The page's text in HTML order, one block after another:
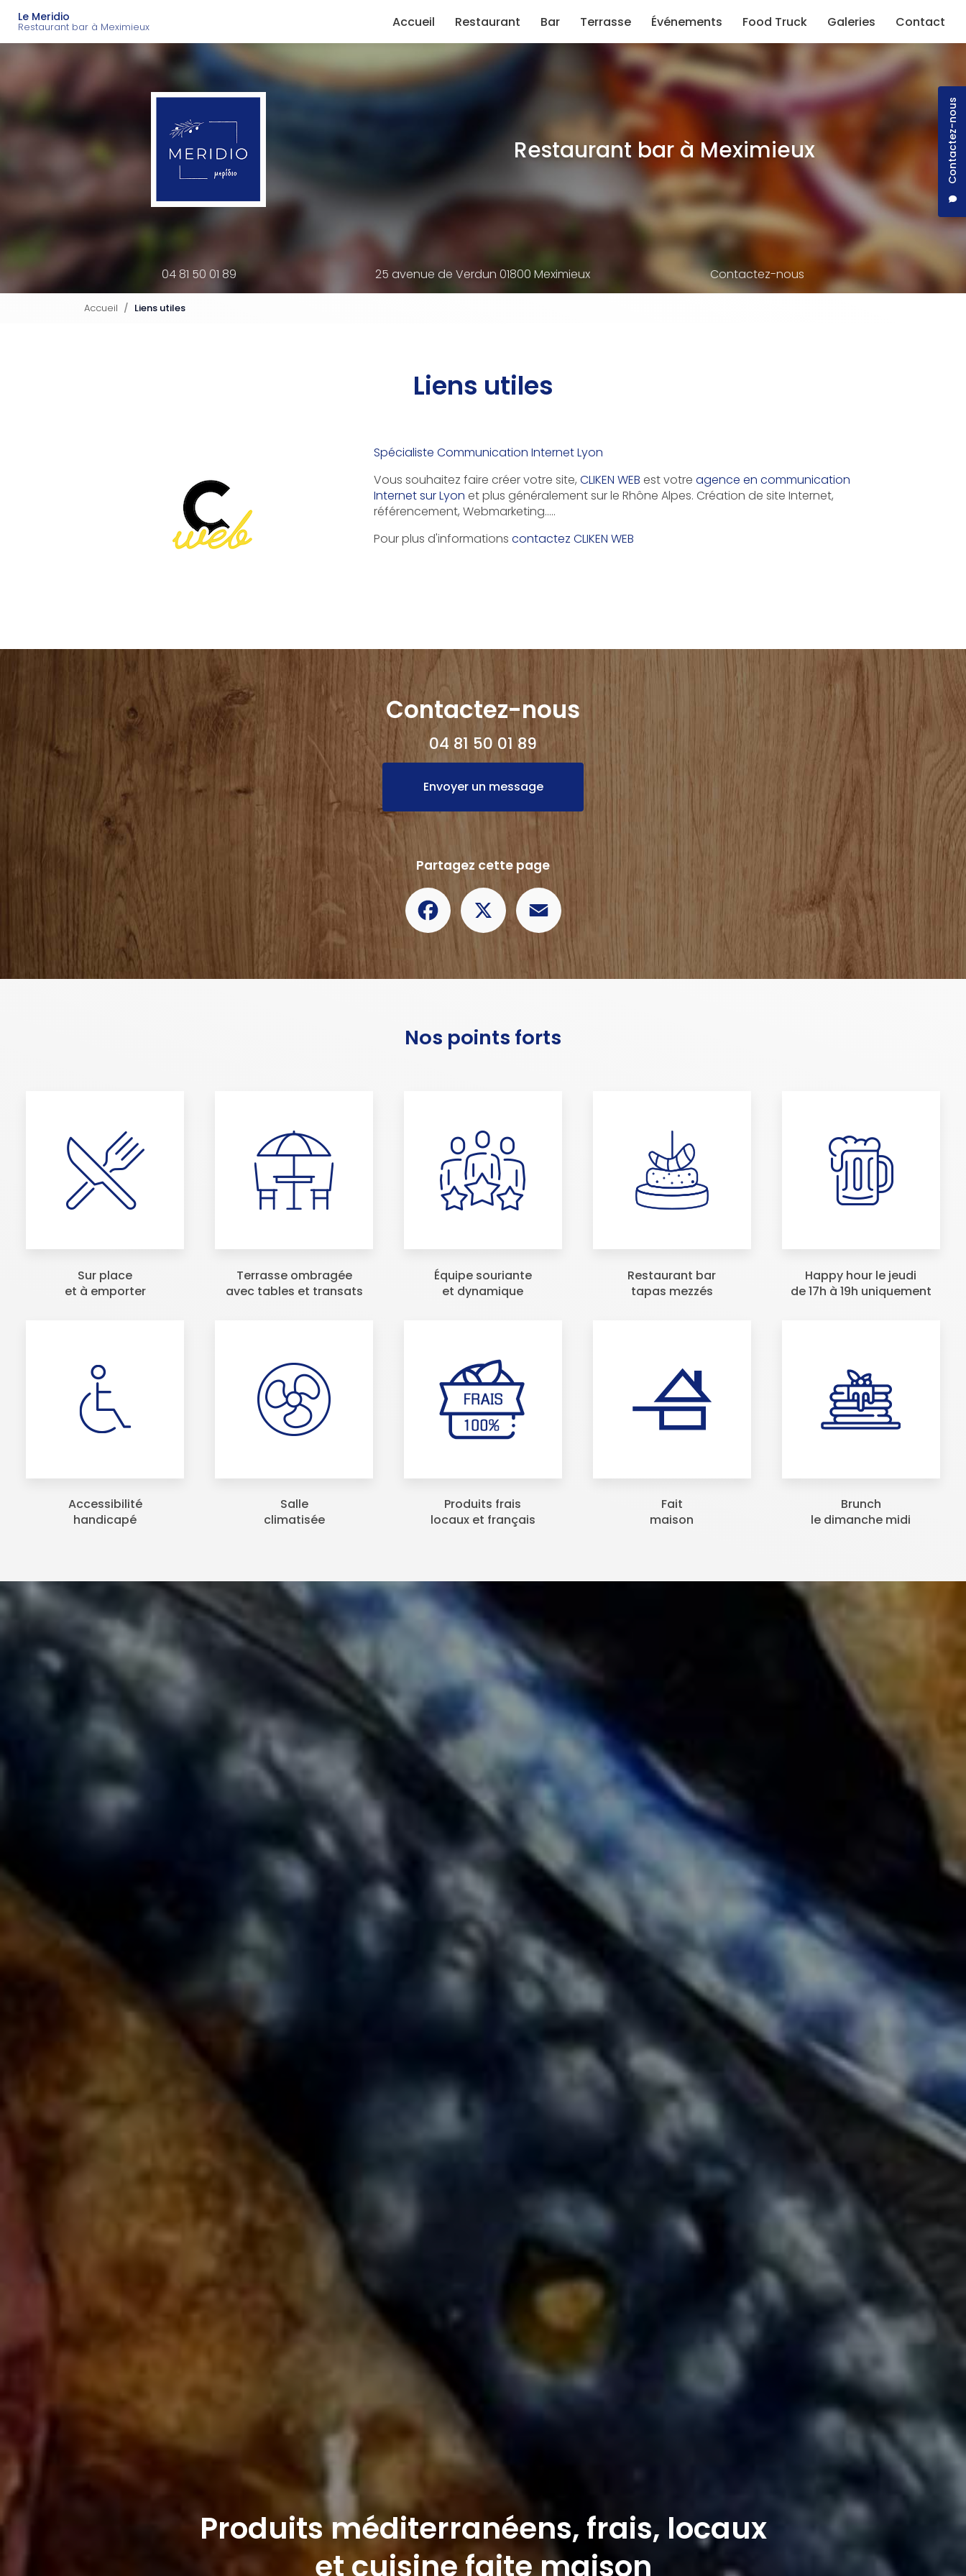
contenu
Le Meridio
Restaurant bar à Meximieux
Contactez-nous
Accueil
Restaurant Bar Terrasse Événements Food Truck Galeries Contact
Restaurant bar à Meximieux
04 81 50 01 89 25 avenue de Verdun 01800 Meximieux Contactez-nous
Accueil Liens utiles
Liens utiles
Spécialiste Communication Internet Lyon
Vous souhaitez faire créer votre site,CLIKEN WEB est votreagence en communication
Internet sur Lyon et plus généralement sur le Rhône Alpes. Création de site Internet,
référencement, Webmarketing…..
Pour plus d'informationscontactez CLIKEN WEB
Contactez-nous
04 81 50 01 89
Envoyer un message
Partagez cette page
Facebook
Nos points forts
Sur place
et à emporter
Terrasse ombragée
avec tables et transats
Équipe souriante
et dynamique
Restaurant bar
tapas mezzés
Happy hour le jeudi
de 17h à 19h uniquement
Accessibilité
handicapé
Salle
climatisée
Produits frais
locaux et français
Fait
maison
Brunch
le dimanche midi
Produits méditerranéens, frais, locaux
et cuisine faite maison